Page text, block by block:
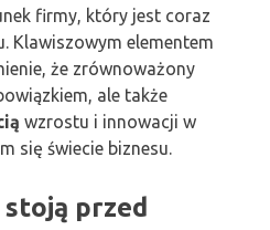
firmy, który jest coraz
Klawiszowym elementem
że zrównoważony
ale także
wzrostu i innowacji w
się świecie biznesu.
przed